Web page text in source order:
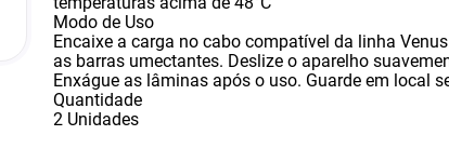
Modo de Uso
Encaixe a carga no cabo compatível da linha
as barras umectantes. Deslize o aparelho
Enxágue as lâminas após o uso. Guarde em local
Quantidade
2 Unidades